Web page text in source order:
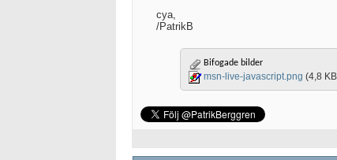
cya,
/PatrikB
Bifogade bilder
msn-live-javascript.png (4,8